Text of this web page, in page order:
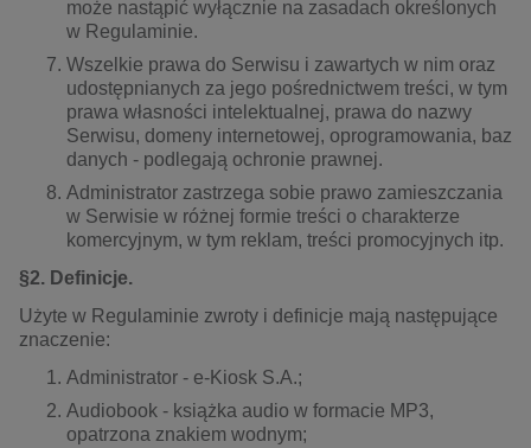
może nastąpić wyłącznie na zasadach określonych
w Regulaminie.
Wszelkie prawa do Serwisu i zawartych w nim oraz
udostępnianych za jego pośrednictwem treści, w tym
prawa własności intelektualnej, prawa do nazwy
Serwisu, domeny internetowej, oprogramowania, baz
danych - podlegają ochronie prawnej.
Administrator zastrzega sobie prawo zamieszczania
w Serwisie w różnej formie treści o charakterze
komercyjnym, w tym reklam, treści promocyjnych itp.
§2. Definicje.
Użyte w Regulaminie zwroty i definicje mają następujące
znaczenie:
Administrator - e-Kiosk S.A.;
Audiobook - książka audio w formacie MP3,
opatrzona znakiem wodnym;